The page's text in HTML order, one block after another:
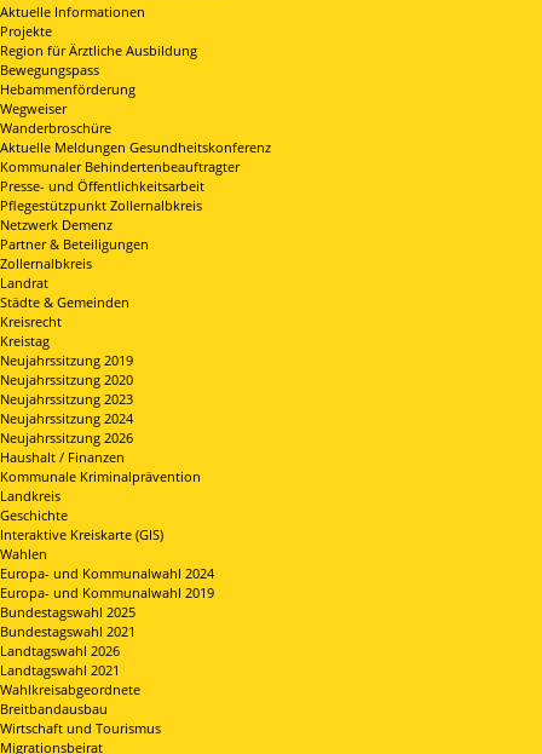
Aktuelle Informationen
Projekte
Region für Ärztliche Ausbildung
Bewegungspass
Hebammenförderung
Wegweiser
Wanderbroschüre
Aktuelle Meldungen Gesundheitskonferenz
Kommunaler Behindertenbeauftragter
Presse- und Öffentlichkeitsarbeit
Pflegestützpunkt Zollernalbkreis
Netzwerk Demenz
Partner & Beteiligungen
Zollernalbkreis
Landrat
Städte & Gemeinden
Kreisrecht
Kreistag
Neujahrssitzung 2019
Neujahrssitzung 2020
Neujahrssitzung 2023
Neujahrssitzung 2024
Neujahrssitzung 2026
Haushalt / Finanzen
Kommunale Kriminalprävention
Landkreis
Geschichte
Interaktive Kreiskarte (GIS)
Wahlen
Europa- und Kommunalwahl 2024
Europa- und Kommunalwahl 2019
Bundestagswahl 2025
Bundestagswahl 2021
Landtagswahl 2026
Landtagswahl 2021
Wahlkreisabgeordnete
Breitbandausbau
Wirtschaft und Tourismus
Migrationsbeirat